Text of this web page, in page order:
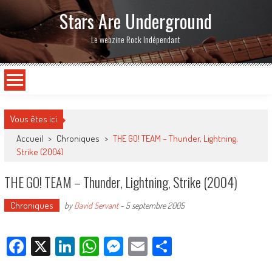
Stars Are Underground
Le webzine Rock Indépendant
Vous êtes ici
Accueil > Chroniques > THE GO! TEAM – Thunder, Lightning,
Strike (2004)
THE GO! TEAM – Thunder, Lightning, Strike (2004)
Chroniques byDavid Servant- 5 septembre 2005
Facebook
X LinkedIn
WhatsApp
Messenger
EmailPartager